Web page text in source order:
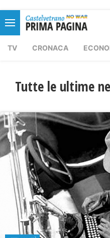
TV CRONACA
Tutte le ultime